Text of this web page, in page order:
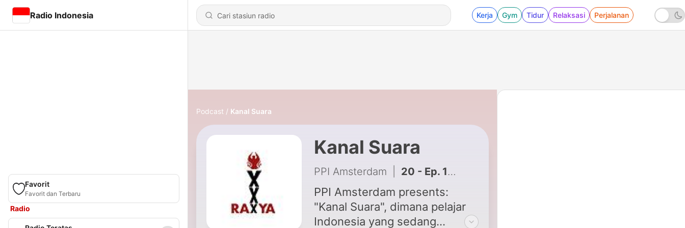
Radio Indonesia Kerja Gym Tidur Relaksasi Perjalanan
Favorit
Favorit dan Terbaru
Radio
Podcast Kanal Suara
Kanal Suara
PPI Amsterdam 20 - Ep. 15: The New Normal
PPI Amsterdam presents:
"Kanal Suara", dimana pelajar
Indonesia yang sedang